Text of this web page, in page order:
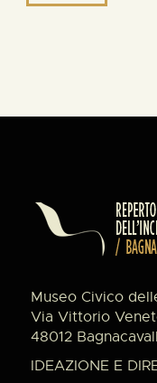
Museo Civico
Via Vittorio
48012
IDEAZIONE E